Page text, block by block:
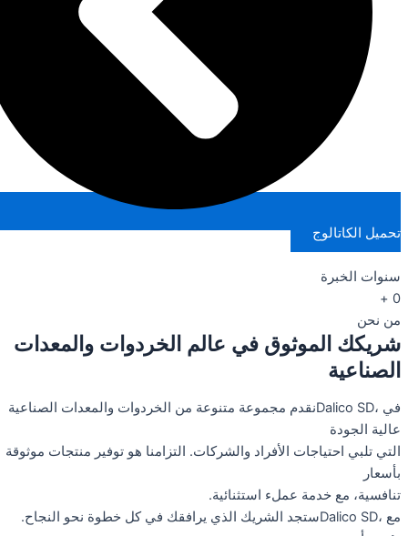
تحميل الكاتالوج
سنوات الخبرة
0
+
من نحن
شريكك الموثوق في عالم الخردوات والمعدات
الصناعية
في ،Dalico SDنقدم مجموعة متنوعة من الخردوات والمعدات الصناعية
عالية الجودة
التي تلبي احتياجات الأفراد والشركات. التزامنا هو توفير منتجات موثوقة
بأسعار
تنافسية، مع خدمة عملء استثنائية.
مع ،Dalico SDستجد الشريك الذي يرافقك في كل خطوة نحو النجاح.